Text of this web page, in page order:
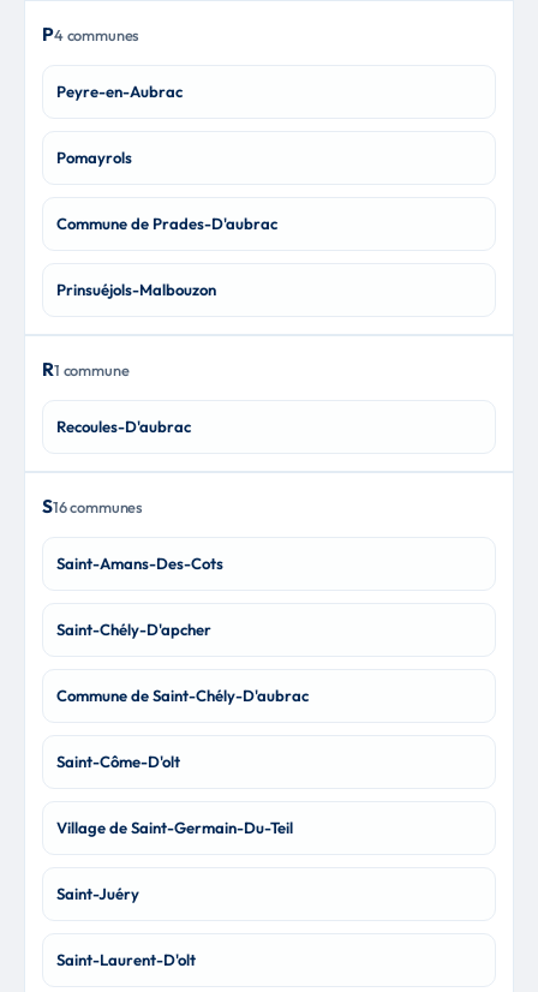
P4 communes
Peyre-en-Aubrac
Pomayrols
Commune de Prades-D'aubrac
Prinsuéjols-Malbouzon
R1 commune
Recoules-D'aubrac
S16 communes
Saint-Amans-Des-Cots
Saint-Chély-D'apcher
Commune de Saint-Chély-D'aubrac
Saint-Côme-D'olt
Village de Saint-Germain-Du-Teil
Saint-Juéry
Saint-Laurent-D'olt